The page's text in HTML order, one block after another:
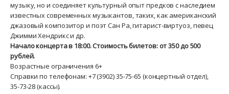
музыку, но и соединяет культурный опыт предков с наследием
известных современных музыкантов, таких, как американский
джазовый композитор и поэт Сан Ра, гитарист-виртуоз, певец
Джимми Хендрикс и др.
Начало концерта в 18:00. Стоимость билетов: от 350 до 500
рублей.
Возрастные ограничения 6+
Справки по телефонам: +7 (3902) 35-75-65 (концертный отдел),
35-73-28 (кассы).